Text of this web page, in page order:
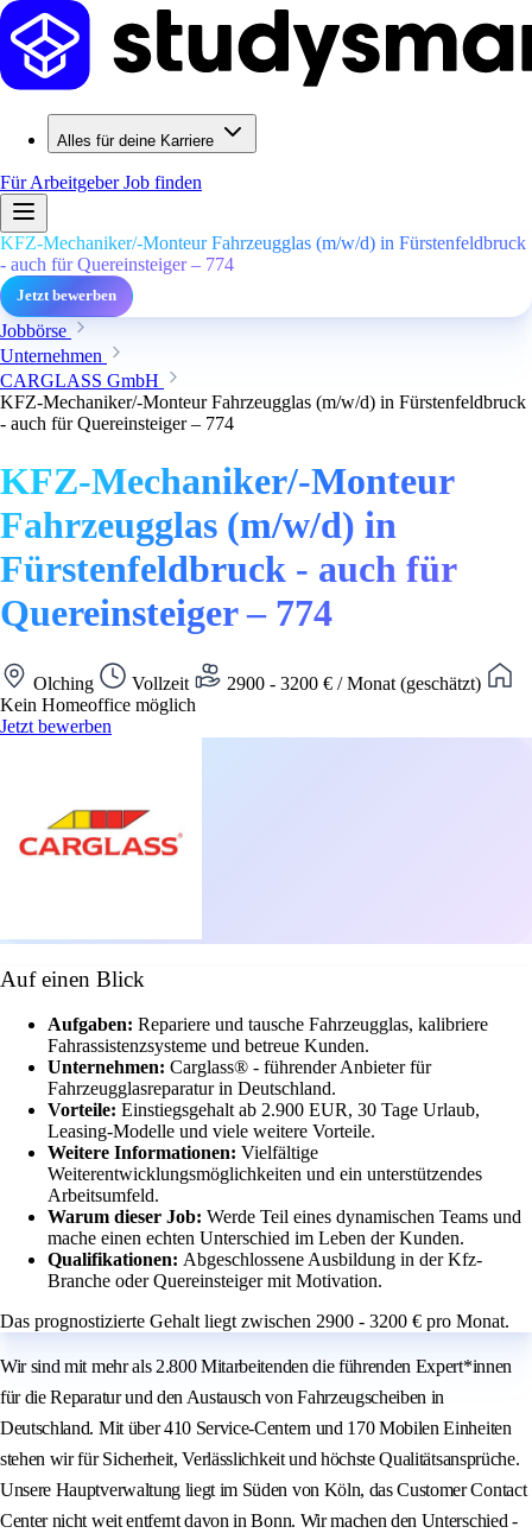
Alles für deine Karriere
Für ArbeitgeberJob finden
KFZ-Mechaniker/-Monteur Fahrzeugglas (m/w/d) in Fürstenfeldbruck
- auch für Quereinsteiger – 774
Jetzt bewerben
Jobbörse
Unternehmen
CARGLASS GmbH
KFZ-Mechaniker/-Monteur Fahrzeugglas (m/w/d) in Fürstenfeldbruck
- auch für Quereinsteiger – 774
KFZ-Mechaniker/-Monteur
Fahrzeugglas (m/w/d) in
Fürstenfeldbruck - auch für
Quereinsteiger – 774
Olching Vollzeit
2900 - 3200 € / Monat (geschätzt)
Kein Homeoffice möglich
Jetzt bewerben
Auf einen Blick
Aufgaben: Repariere und tausche Fahrzeugglas, kalibriere
Fahrassistenzsysteme und betreue Kunden.
Unternehmen: Carglass® - führender Anbieter für
Fahrzeugglasreparatur in Deutschland.
Vorteile: Einstiegsgehalt ab 2.900 EUR, 30 Tage Urlaub,
Leasing-Modelle und viele weitere Vorteile.
Weitere Informationen: Vielfältige
Weiterentwicklungsmöglichkeiten und ein unterstützendes
Arbeitsumfeld.
Warum dieser Job: Werde Teil eines dynamischen Teams und
mache einen echten Unterschied im Leben der Kunden.
Qualifikationen: Abgeschlossene Ausbildung in der Kfz-
Branche oder Quereinsteiger mit Motivation.
Das prognostizierte Gehalt liegt zwischen 2900 - 3200 € pro Monat.
Wir sind mit mehr als 2.800 Mitarbeitenden die führenden Expert*innen
für die Reparatur und den Austausch von Fahrzeugscheiben in
Deutschland. Mit über 410 Service-Centern und 170 Mobilen Einheiten
stehen wir für Sicherheit, Verlässlichkeit und höchste Qualitätsansprüche.
Unsere Hauptverwaltung liegt im Süden von Köln, das Customer Contact
Center nicht weit entfernt davon in Bonn. Wir machen den Unterschied -